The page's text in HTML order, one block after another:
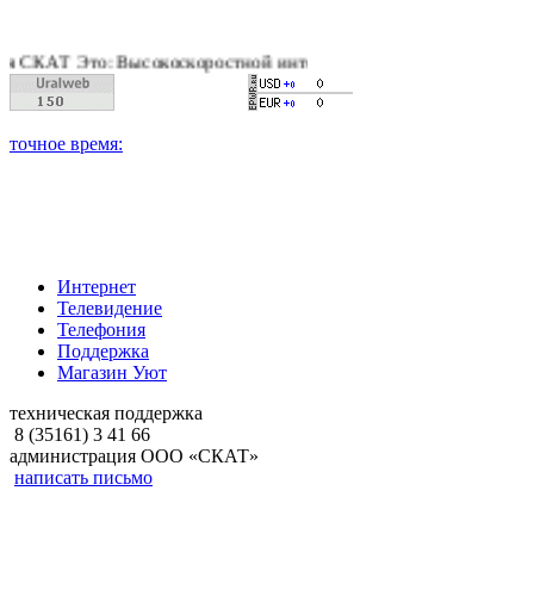
Это: Высокоскоростной интернет, качественное цифровое
Интернет
Телевидение
Телефония
Поддержка
Магазин Уют
техническая поддержка
8 (35161) 3 41 66
администрация ООО «СКАТ»
написать письмо